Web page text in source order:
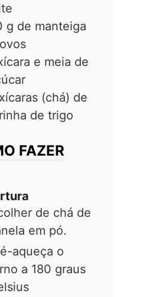
g de manteiga
e meia de
(chá) de
de trigo
FAZER
de chá de
em pó.
aqueça o
a 180 graus